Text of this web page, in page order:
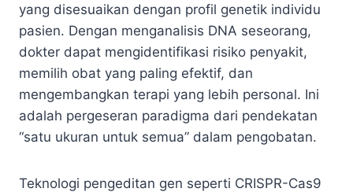
yang disesuaikan dengan profil genetik individu
pasien. Dengan menganalisis DNA seseorang,
dokter dapat mengidentifikasi risiko penyakit,
memilih obat yang paling efektif, dan
mengembangkan terapi yang lebih personal. Ini
adalah pergeseran paradigma dari pendekatan
“satu ukuran untuk semua” dalam pengobatan.
Teknologi pengeditan gen seperti CRISPR-Cas9